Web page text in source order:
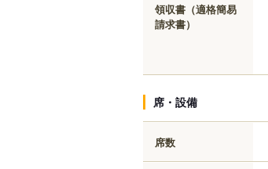
領収書（適格簡易
請求書）
席・設備
席数